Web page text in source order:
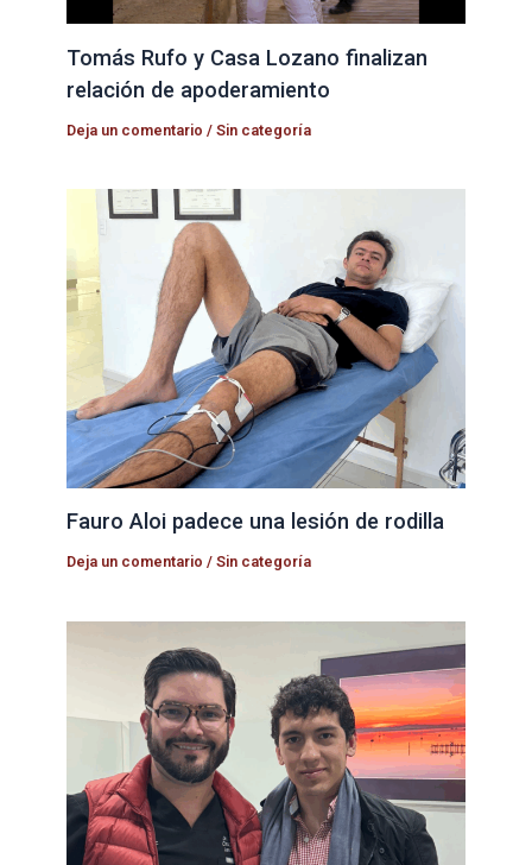
Tomás Rufo y Casa Lozano finalizan
relación de apoderamiento
Deja un comentario /Sin categoría
Fauro Aloi padece una lesión de rodilla
Deja un comentario /Sin categoría